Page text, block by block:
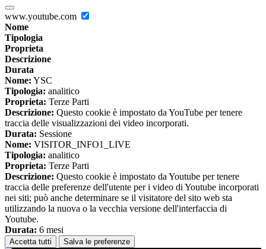
www.youtube.com
Nome
Tipologia
Proprieta
Descrizione
Durata
Nome: YSC
Tipologia: analitico
Proprieta: Terze Parti
Descrizione: Questo cookie è impostato da YouTube per tenere
traccia delle visualizzazioni dei video incorporati.
Durata: Sessione
Nome: VISITOR_INFO1_LIVE
Tipologia: analitico
Proprieta: Terze Parti
Descrizione: Questo cookie è impostato da Youtube per tenere
traccia delle preferenze dell'utente per i video di Youtube incorporati
nei siti; può anche determinare se il visitatore del sito web sta
utilizzando la nuova o la vecchia versione dell'interfaccia di
Youtube.
Durata: 6 mesi
Accetta tutti Salva le preferenze